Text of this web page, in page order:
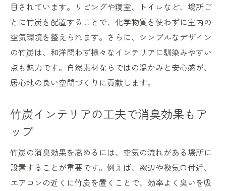
目されています。リビングや寝室、トイレなど、場所ご
とに竹炭を配置することで、化学物質を使わずに室内の
空気環境を整えられます。さらに、シンプルなデザイン
の竹炭は、和洋問わず様々なインテリアに馴染みやすい
点も魅力です。自然素材ならではの温かみと安心感が、
居心地の良い空間づくりに貢献します。
竹炭インテリアの工夫で消臭効果もア
ップ
竹炭の消臭効果を高めるには、空気の流れがある場所に
設置することが重要です。例えば、窓辺や換気口付近、
エアコンの近くに竹炭を置くことで、効率よく臭いを吸